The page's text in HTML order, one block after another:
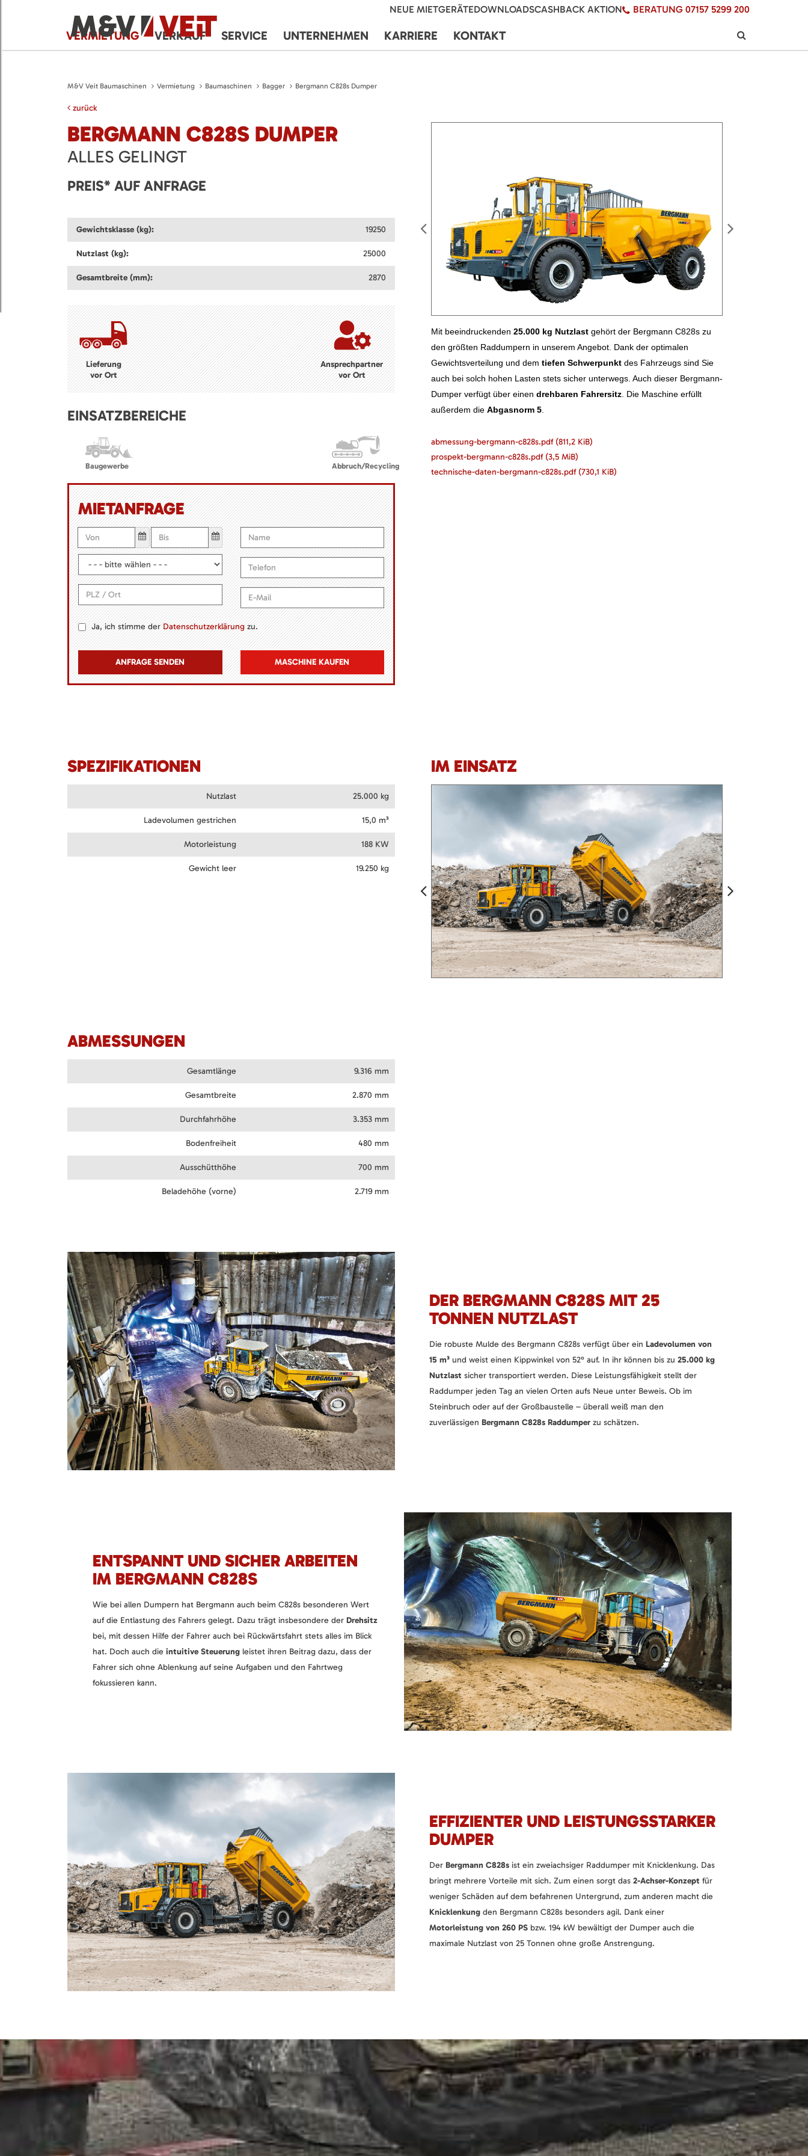
NEUE MIETGERÄTEDOWNLOADSCASHBACK AKTION BERATUNG 07157 5299 200
VERMIETUNG VERKAUF SERVICE UNTERNEHMEN KARRIERE KONTAKT
M&V Veit Baumaschinen Vermietung Baumaschinen Bagger Bergmann C828s Dumper
zurück
BERGMANN C828S DUMPER
ALLES GELINGT
PREIS* AUF ANFRAGE
Gewichtsklasse (kg): 19250
Nutzlast (kg): 25000
Gesamtbreite (mm): 2870
Lieferung
vor Ort
Ansprechpartner
vor Ort
EINSATZBEREICHE
Baugewerbe Abbruch/Recycling
MIETANFRAGE
Ja, ich stimme derDatenschutzerklärungzu.
MASCHINE KAUFEN
Mit beeindruckenden 25.000 kg Nutzlast gehört der Bergmann C828s zu
den größten Raddumpern in unserem Angebot. Dank der optimalen
Gewichtsverteilung und dem tiefen Schwerpunkt des Fahrzeugs sind Sie
auch bei solch hohen Lasten stets sicher unterwegs. Auch dieser Bergmann-
Dumper verfügt über einen drehbaren Fahrersitz . Die Maschine erfüllt
außerdem die Abgasnorm 5
abmessung-bergmann-c828s.pdf (811,2 KiB)
prospekt-bergmann-c828s.pdf (3,5 MiB)
technische-daten-bergmann-c828s.pdf (730,1 KiB)
SPEZIFIKATIONEN
Nutzlast 25.000 kg
Ladevolumen gestrichen 15,0 m³
Motorleistung 188 KW
Gewicht leer 19.250 kg
IM EINSATZ
ABMESSUNGEN
Gesamtlänge 9.316 mm
Gesamtbreite 2.870 mm
Durchfahrhöhe 3.353 mm
Bodenfreiheit 480 mm
Ausschütthöhe 700 mm
Beladehöhe (vorne) 2.719 mm
DER BERGMANN C828S MIT 25
TONNEN NUTZLAST
Die robuste Mulde des Bergmann C828s verfügt über ein Ladevolumen von
15 m³ und weist einen Kippwinkel von 52° auf. In ihr können bis zu 25.000 kg
Nutzlast sicher transportiert werden. Diese Leistungsfähigkeit stellt der
Raddumper jeden Tag an vielen Orten aufs Neue unter Beweis. Ob im
Steinbruch oder auf der Großbaustelle – überall weiß man den
zuverlässigen Bergmann C828s Raddumper zu schätzen.
ENTSPANNT UND SICHER ARBEITEN
IM BERGMANN C828S
Wie bei allen Dumpern hat Bergmann auch beim C828s besonderen Wert
auf die Entlastung des Fahrers gelegt. Dazu trägt insbesondere der Drehsitz
bei, mit dessen Hilfe der Fahrer auch bei Rückwärtsfahrt stets alles im Blick
hat. Doch auch die intuitive Steuerung leistet ihren Beitrag dazu, dass der
Fahrer sich ohne Ablenkung auf seine Aufgaben und den Fahrtweg
fokussieren kann.
EFFIZIENTER UND LEISTUNGSSTARKER
DUMPER
Der Bergmann C828s ist ein zweiachsiger Raddumper mit Knicklenkung. Das
bringt mehrere Vorteile mit sich. Zum einen sorgt das 2-Achser-Konzept für
weniger Schäden auf dem befahrenen Untergrund, zum anderen macht die
Knicklenkung den Bergmann C828s besonders agil. Dank einer
Motorleistung von 260 PS bzw. 194 kW bewältigt der Dumper auch die
maximale Nutzlast von 25 Tonnen ohne große Anstrengung.